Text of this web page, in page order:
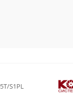
S1PL